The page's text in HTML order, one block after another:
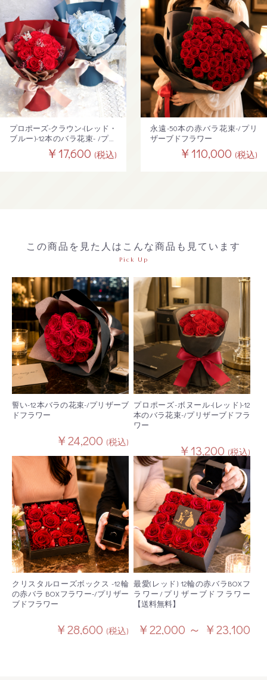
プロポーズ-クラウン-(レッド・
ブルー)-12本のバラ花束- /プリ
ザーブドフラワー￥17,600 (税込)
永遠-50本の赤バラ花束-/プリ
ザーブドフラワー
￥110,000 (税込)
この商品を見た人はこんな商品も見ています
Pick Up
誓い-12本バラの花束-/プリザーブ
ドフラワー
￥24,200 (税込)
プロポーズ-ボヌール-(レッド)-12
本のバラ花束-/プリザーブドフラ
ワー
￥13,200 (税込)
クリスタルローズボックス -12輪
の赤バラ BOXフラワー-/プリザー
ブドフラワー
￥28,600 (税込)
最愛(レッド) 12輪の赤バラBOXフ
ラワー/プリザーブドフラワー
【送料無料】
￥22,000 ～ ￥23,100